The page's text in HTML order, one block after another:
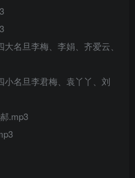
名旦李梅、李娟、齐爱云、
小名旦李君梅、袁丫丫、刘
.mp3